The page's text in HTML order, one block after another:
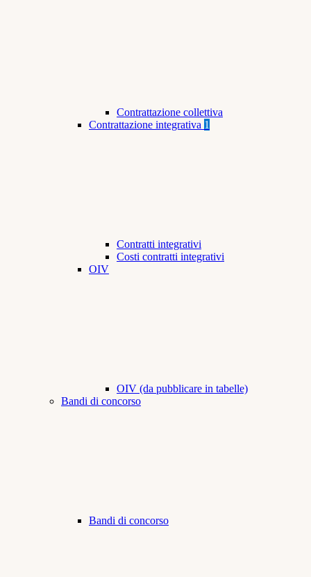
Contrattazione collettiva
Contrattazione integrativa 1
Contratti integrativi
Costi contratti integrativi
OIV
OIV (da pubblicare in tabelle)
Bandi di concorso
Bandi di concorso